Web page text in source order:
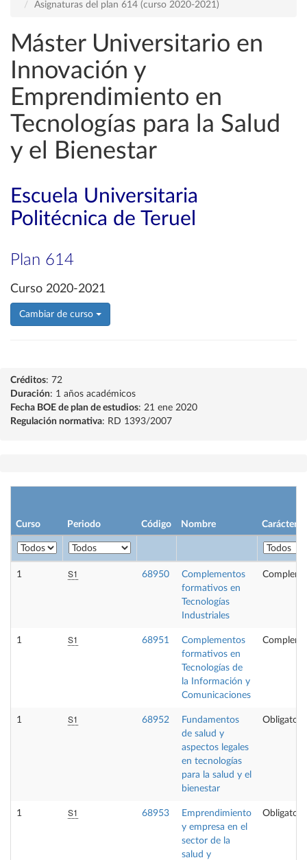
Asignaturas del plan 614 (curso 2020-2021)
Máster Universitario en
Innovación y
Emprendimiento en
Tecnologías para la Salud
y el Bienestar
Escuela Universitaria
Politécnica de Teruel
Plan 614
Curso 2020-2021
Cambiar de curso
Créditos: 72
Duración: 1 años académicos
Fecha BOE de plan de estudios: 21 ene 2020
Regulación normativa: RD 1393/2007
Curso Periodo Código Nombre Carácter
1 S1 68950
Complementos
formativos en
Tecnologías
Industriales
1 S1 68951
Complementos
formativos en
Tecnologías de
la Información y
Comunicaciones
1 S1 68952
Fundamentos
de salud y
aspectos legales
en tecnologías
para la salud y el
bienestar
1 S1 68953
Emprendimiento
y empresa en el
sector de la
salud y